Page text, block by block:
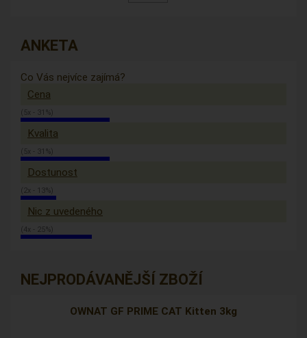
ANKETA
Co Vás nejvíce zajímá?
Cena
(5x - 31%)
Kvalita
(5x - 31%)
Dostunost
(2x - 13%)
Nic z uvedeného
(4x - 25%)
NEJPRODÁVANĚJŠÍ ZBOŽÍ
OWNAT GF PRIME CAT Kitten 3kg